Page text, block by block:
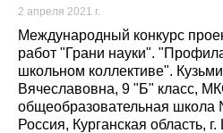
2 апреля 2021 г.
Международный конкурс
работ "Грани науки".
школьном коллективе".
Вячеславовна, 9 "Б" класс,
общеобразовательная школа
Россия, Курганская область,